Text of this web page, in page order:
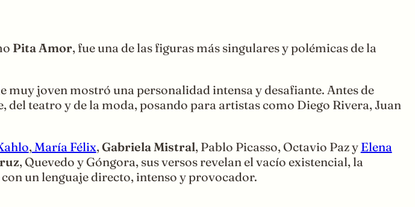
Pita Amor, fue una de las figuras más singulares y polémicas de la
muy joven mostró una personalidad intensa y desafiante. Antes de
teatro y de la moda, posando para artistas como Diego Rivera, Juan
, María Félix, Gabriela Mistral, Pablo Picasso, Octavio Paz y Elena
, Quevedo y Góngora, sus versos revelan el vacío existencial, la
un lenguaje directo, intenso y provocador.